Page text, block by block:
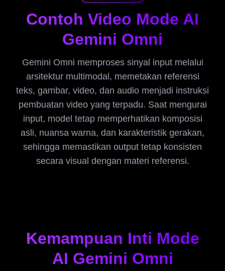
Contoh Video Mode AI
Gemini Omni
Gemini Omni memproses sinyal input melalui
arsitektur multimodal, memetakan referensi
teks, gambar, video, dan audio menjadi instruksi
pembuatan video yang terpadu. Saat mengurai
input, model tetap memperhatikan komposisi
asli, nuansa warna, dan karakteristik gerakan,
sehingga memastikan output tetap konsisten
secara visual dengan materi referensi.
Kemampuan Inti Mode
AI Gemini Omni